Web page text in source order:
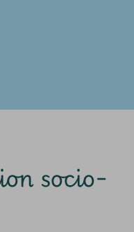
socio-